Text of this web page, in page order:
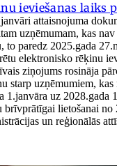
ieviešanas laiks
attaisnojuma
uzņēmumam, kas
to paredz 2025.gada
elektronisko rēķinu
ziņojums rosināja
starp uzņēmumiem, kas
1.janvāra uz 2028.gada
brīvprātīgai lietošanai no
un reģionālās